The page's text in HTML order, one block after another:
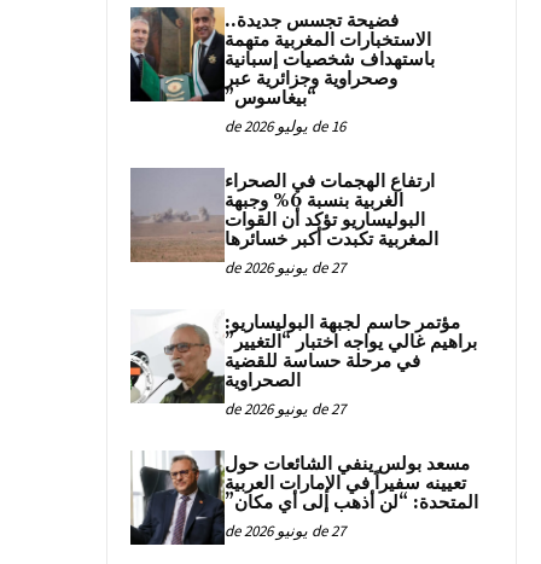
فضيحة تجسس جديدة..
الاستخبارات المغربية متهمة
باستهداف شخصيات إسبانية
وصحراوية وجزائرية عبر
“بيغاسوس”
16 de يوليو de 2026
ارتفاع الهجمات في الصحراء
الغربية بنسبة 6% وجبهة
البوليساريو تؤكد أن القوات
المغربية تكبدت أكبر خسائرها
27 de يونيو de 2026
مؤتمر حاسم لجبهة البوليساريو:
براهيم غالي يواجه اختبار “التغيير”
في مرحلة حساسة للقضية
الصحراوية
27 de يونيو de 2026
مسعد بولس ينفي الشائعات حول
تعيينه سفيراً في الإمارات العربية
المتحدة: “لن أذهب إلى أي مكان”
27 de يونيو de 2026